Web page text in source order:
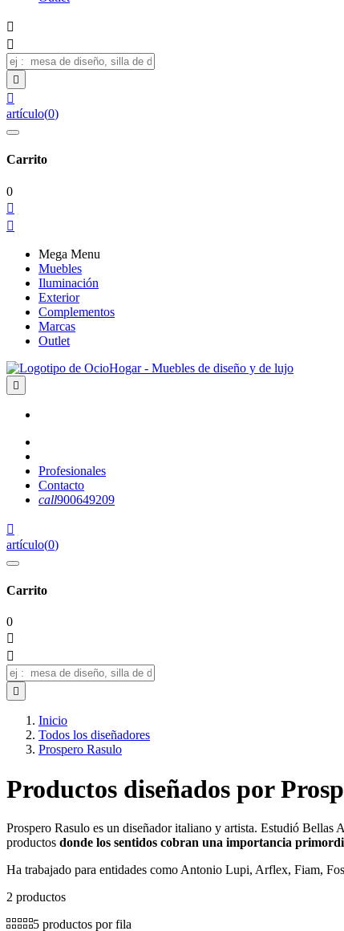




artículo(0)
Carrito
0


Mega Menu
Muebles
Iluminación
Exterior
Complementos
Marcas
Outlet

Profesionales
Contacto
call900649209

artículo(0)
Carrito
0



Inicio
Todos los diseñadores
Prospero Rasulo
Productos diseñados por
Prospero Rasulo es un diseñador italiano y artista. Estudió Bellas
productos donde los sentidos cobran una importancia
Ha trabajado para entidades como Antonio Lupi, Arflex, Fiam,
2 productos
5 productos por fila